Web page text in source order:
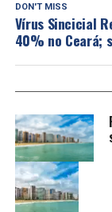
DON'T MISS
Vírus Sincicial
40% no Ceará;